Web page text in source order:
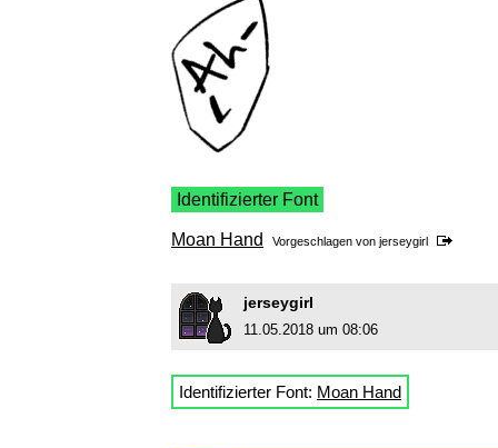
Identifizierter Font
Moan Hand Vorgeschlagen von jerseygirl
jerseygirl
11.05.2018 um 08:06
Identifizierter Font: Moan Hand